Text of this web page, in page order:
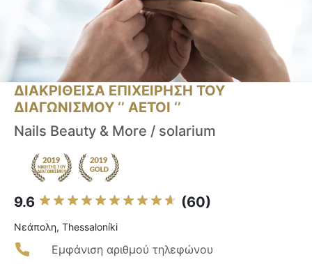
ΔΙΑΚΡΙΘΕΙΣΑ ΕΠΙΧΕΙΡΗΣΗ ΤΟΥ
ΔΙΑΓΩΝΙΣΜΟΥ ‘’ ΑΕΤΟΙ ‘’
Nails Beauty & More / solarium
9.6 (60)
Νεάπολη, Thessaloníki
Εμφάνιση αριθμού τηλεφώνου